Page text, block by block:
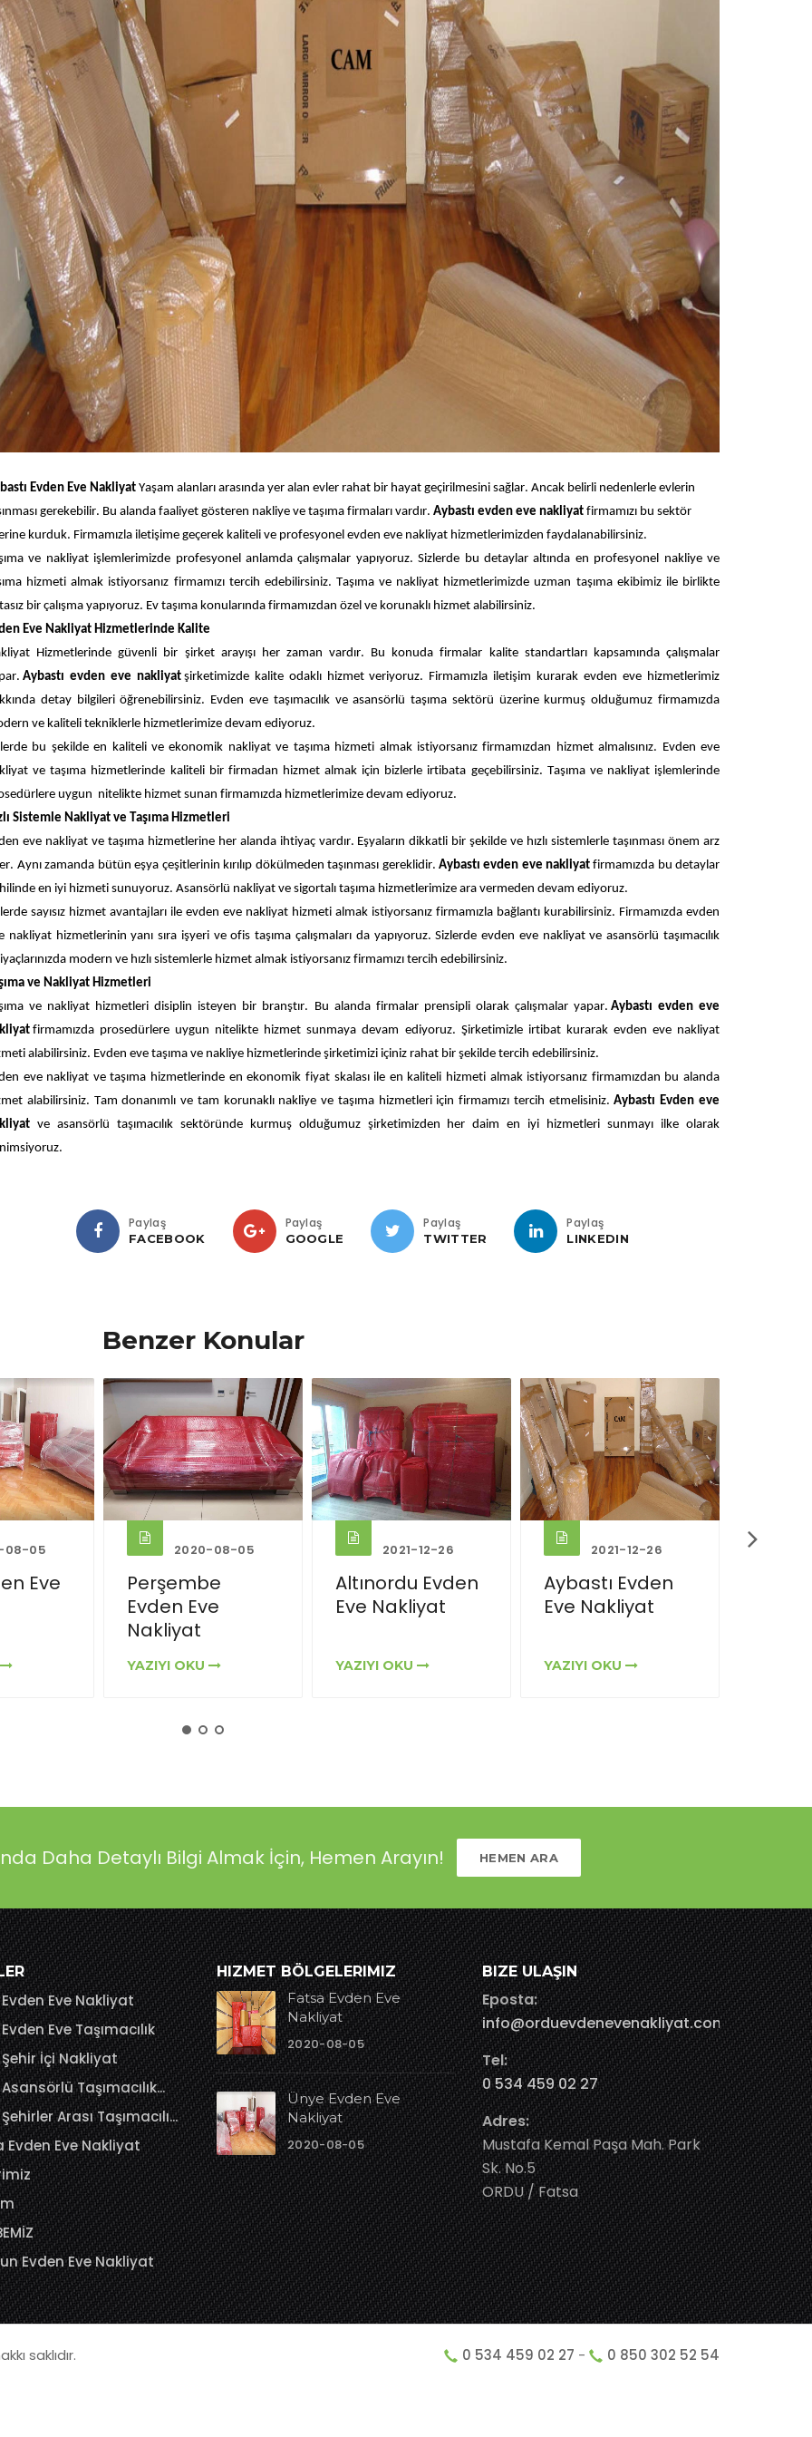
Evden Eve Nakliyat Yaşam alanları arasında yer alan evler rahat bir hayat geçirilmesini sağlar. Ancak belirli nedenlerle evlerin
gerekebilir. Bu alanda faaliyet gösteren nakliye ve taşıma firmaları vardır. Aybastı evden eve nakliyat firmamızı bu sektör
kurduk. Firmamızla iletişime geçerek kaliteli ve profesyonel evden eve nakliyat hizmetlerimizden faydalanabilirsiniz.
ve nakliyat işlemlerimizde profesyonel anlamda çalışmalar yapıyoruz. Sizlerde bu detaylar altında en profesyonel nakliye ve
hizmeti almak istiyorsanız firmamızı tercih edebilirsiniz. Taşıma ve nakliyat hizmetlerimizde uzman taşıma ekibimiz ile birlikte
bir çalışma yapıyoruz. Ev taşıma konularında firmamızdan özel ve korunaklı hizmet alabilirsiniz.
Eve Nakliyat Hizmetlerinde Kalite
Hizmetlerinde güvenli bir şirket arayışı her zaman vardır. Bu konuda firmalar kalite standartları kapsamında çalışmalar
Aybastı evden eve nakliyat şirketimizde kalite odaklı hizmet veriyoruz. Firmamızla iletişim kurarak evden eve hizmetlerimiz
detay bilgileri öğrenebilirsiniz. Evden eve taşımacılık ve asansörlü taşıma sektörü üzerine kurmuş olduğumuz firmamızda
ve kaliteli tekniklerle hizmetlerimize devam ediyoruz.
bu şekilde en kaliteli ve ekonomik nakliyat ve taşıma hizmeti almak istiyorsanız firmamızdan hizmet almalısınız. Evden eve
uygun  nitelikte hizmet sunan firmamızda hizmetlerimize devam ediyoruz.
Sistemle Nakliyat ve Taşıma Hizmetleri
eve nakliyat ve taşıma hizmetlerine her alanda ihtiyaç vardır. Eşyaların dikkatli bir şekilde ve hızlı sistemlerle taşınması önem arz
Aynı zamanda bütün eşya çeşitlerinin kırılıp dökülmeden taşınması gereklidir. Aybastı evden eve nakliyat
en iyi hizmeti sunuyoruz. Asansörlü nakliyat ve sigortalı taşıma hizmetlerimize ara vermeden devam ediyoruz.
sayısız hizmet avantajları ile evden eve nakliyat hizmeti almak istiyorsanız firmamızla bağlantı kurabilirsiniz. Firmamızda evden
nakliyat hizmetlerinin yanı sıra işyeri ve ofis taşıma çalışmaları da yapıyoruz. Sizlerde evden eve nakliyat ve asansörlü taşımacılık
modern ve hızlı sistemlerle hizmet almak istiyorsanız firmamızı tercih edebilirsiniz.
ve Nakliyat Hizmetleri
ve nakliyat hizmetleri disiplin isteyen bir branştır. Bu alanda firmalar prensipli olarak çalışmalar yapar. Aybastı evden eve
firmamızda prosedürlere uygun nitelikte hizmet sunmaya devam ediyoruz. Şirketimizle irtibat kurarak evden eve nakliyat
alabilirsiniz. Evden eve taşıma ve nakliye hizmetlerinde şirketimizi içiniz rahat bir şekilde tercih edebilirsiniz.
eve nakliyat ve taşıma hizmetlerinde en ekonomik fiyat skalası ile en kaliteli hizmeti almak istiyorsanız firmamızdan bu alanda
alabilirsiniz. Tam donanımlı ve tam korunaklı nakliye ve taşıma hizmetleri için firmamızı tercih etmelisiniz. Aybastı Evden eve
ve asansörlü taşımacılık sektöründe kurmuş olduğumuz şirketimizden her daim en iyi hizmetleri sunmayı ilke olarak
Paylaş
FACEBOOK
Paylaş
GOOGLE
Paylaş
TWITTER
Paylaş
LINKEDIN
Benzer Konular
08-05 2021-12-26
Altınordu Evden
Eve Nakliyat
YAZIYI OKU
2021-12-26
Aybastı Evden
Eve Nakliyat
YAZIYI OKU
2021-12-26
Gölköy Evden
Eve Nakliyat
YAZIYI OKU
Daha Detaylı Bilgi Almak İçin, Hemen Arayın! HEMEN ARA
Eve Nakliyat
Eve Taşımacılık
İçi Nakliyat
Taşımacılık...
Arası Taşımacılı...
Evden Eve Nakliyat
Evden Eve Nakliyat
HIZMET BÖLGELERIMIZ
Fatsa Evden Eve
Nakliyat
2020-08-05
Ünye Evden Eve
Nakliyat
2020-08-05
BIZE ULAŞIN
Eposta:
info@orduevdenevenakliyat.com
Tel:
0 534 459 02 27
Adres:
Mustafa Kemal Paşa Mah. Park
Sk. No.5
ORDU / Fatsa
saklıdır. 0 534 459 02 27 - 0 850 302 52 54